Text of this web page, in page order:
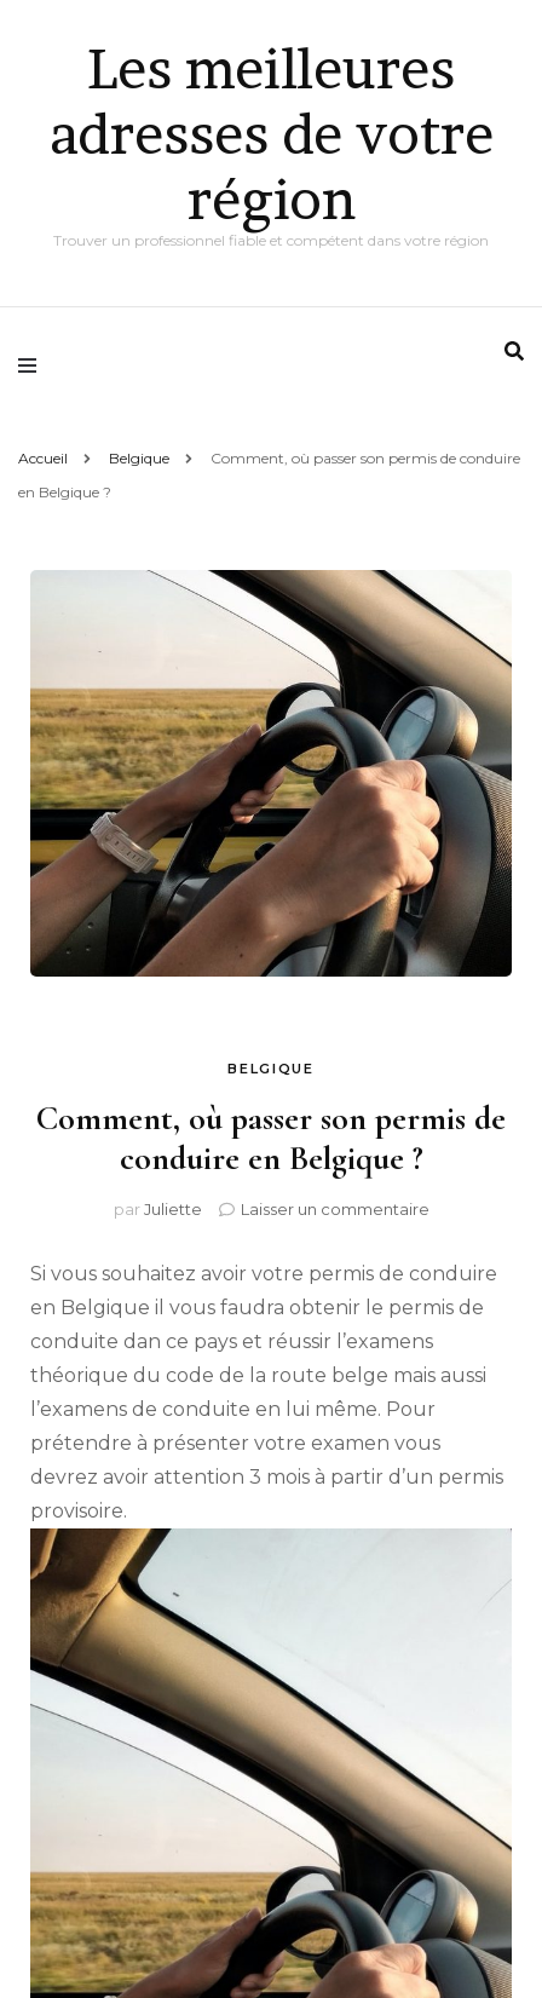
Les meilleures
adresses de votre
région
Trouver un professionnel fiable et compétent dans votre région
Accueil Belgique
Comment, où passer son permis de conduire
en Belgique ?
BELGIQUE
Comment, où passer son permis de
conduire en Belgique ?
parJuliette Laisser un commentairesur
passer
son
de
conduire
en
?
Si vous souhaitez avoir votre permis de conduire
en Belgique il vous faudra obtenir le permis de
conduite dan ce pays et réussir l’examens
théorique du code de la route belge mais aussi
l’examens de conduite en lui même. Pour
prétendre à présenter votre examen vous
devrez avoir attention 3 mois à partir d’un permis
provisoire.